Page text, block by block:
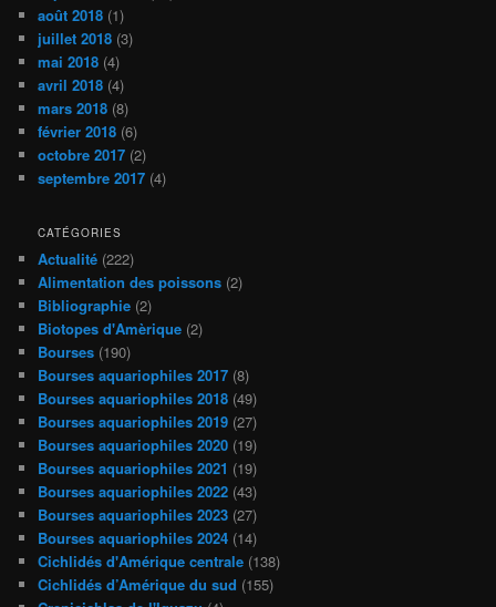
août 2018 (1)
juillet 2018 (3)
mai 2018 (4)
avril 2018 (4)
mars 2018 (8)
février 2018 (6)
octobre 2017 (2)
septembre 2017 (4)
CATÉGORIES
Actualité (222)
Alimentation des poissons (2)
Bibliographie (2)
Biotopes d'Amèrique (2)
Bourses (190)
Bourses aquariophiles 2017 (8)
Bourses aquariophiles 2018 (49)
Bourses aquariophiles 2019 (27)
Bourses aquariophiles 2020 (19)
Bourses aquariophiles 2021 (19)
Bourses aquariophiles 2022 (43)
Bourses aquariophiles 2023 (27)
Bourses aquariophiles 2024 (14)
Cichlidés d'Amérique centrale (138)
Cichlidés d’Amérique du sud (155)